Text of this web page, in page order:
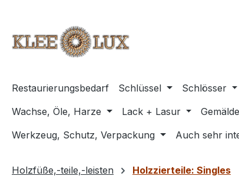
Restaurierungsbedarf Schlüssel Schlösser
Wachse, Öle, Harze
Lack + Lasur
Werkzeug, Schutz, Verpackung
Auch sehr
Holzfüße,-teile,-leisten Holzzierteile: Singles